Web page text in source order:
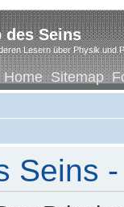
des Seins
Lesern über Physik und
Home Sitemap
Seins